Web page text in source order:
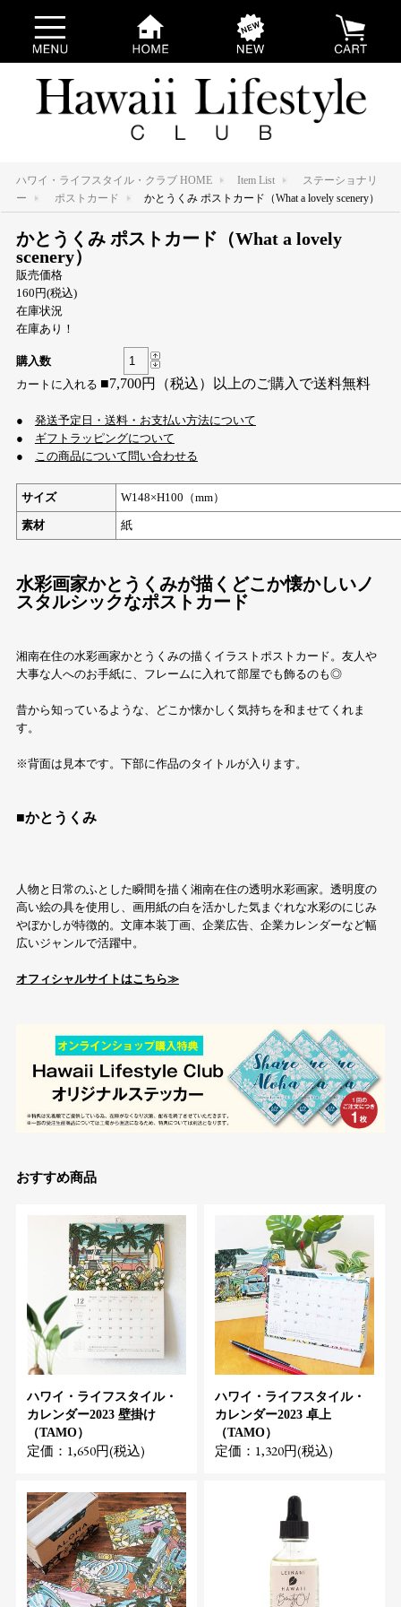
ハワイ・ライフスタイル・クラブ HOME Item List
ステーショナリ
ー
ポストカード かとうくみ ポストカード（What a lovely scenery）
かとうくみ ポストカード（What a lovely
scenery）
販売価格
160円(税込)
在庫状況
在庫あり！
購入数
■7,700円（税込）以上のご購入で送料無料
● 発送予定日・送料・お支払い方法について
● ギフトラッピングについて
●
この商品について問い合わせる
サイズ W148×H100（mm）
素材 紙
水彩画家かとうくみが描くどこか懐かしいノ
スタルシックなポストカード
湘南在住の水彩画家かとうくみの描くイラストポストカード。友人や
大事な人へのお手紙に、フレームに入れて部屋でも飾るのも◎
昔から知っているような、どこか懐かしく気持ちを和ませてくれま
す。
※背面は見本です。下部に作品のタイトルが入ります。
■かとうくみ
人物と日常のふとした瞬間を描く湘南在住の透明水彩画家。透明度の
高い絵の具を使用し、画用紙の白を活かした気まぐれな水彩のにじみ
やぼかしが特徴的。文庫本装丁画、企業広告、企業カレンダーなど幅
広いジャンルで活躍中。
オフィシャルサイトはこちら≫
おすすめ商品
ハワイ・ライフスタイル・
カレンダー2023 壁掛け
（TAMO）
定価：1,650円(税込)
ハワイ・ライフスタイル・
カレンダー2023 卓上
（TAMO）
定価：1,320円(税込)